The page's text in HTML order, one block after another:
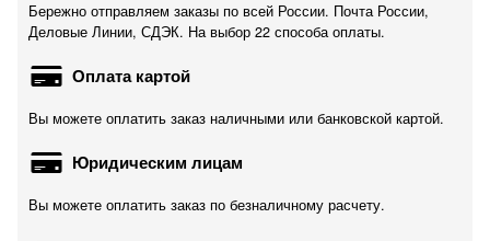
Бережно отправляем заказы по всей России. Почта России,
Деловые Линии, СДЭК. На выбор 22 способа оплаты.
Оплата картой
Вы можете оплатить заказ наличными или банковской картой.
Юридическим лицам
Вы можете оплатить заказ по безналичному расчету.